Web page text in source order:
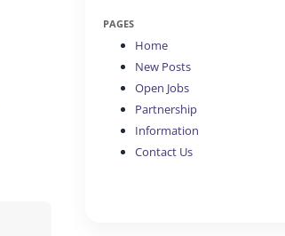
PAGES
Home
New Posts
Open Jobs
Partnership
Information
Contact Us